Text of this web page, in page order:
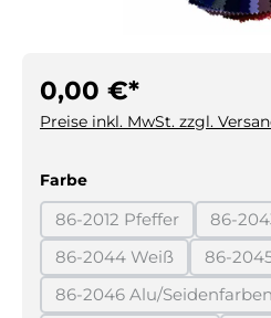
0,00 €*
Preise inkl. MwSt. zzgl.
Farbeauswählen
86-2012 Pfeffer
(Diese Option ist
86-
86-2044 Weiß
(Diese Option ist
86-
86-2046 Alu/Seidenfarben
(Diese Option